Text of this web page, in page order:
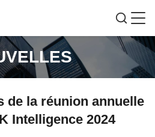
de la réunion annuelle
Intelligence 2024